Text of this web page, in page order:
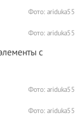
Фото: ariduka55
Фото: ariduka55
с
Фото: ariduka55
Фото: ariduka55